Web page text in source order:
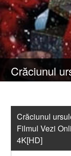
Crăciunul
Filmul Vezi
4K[HD]